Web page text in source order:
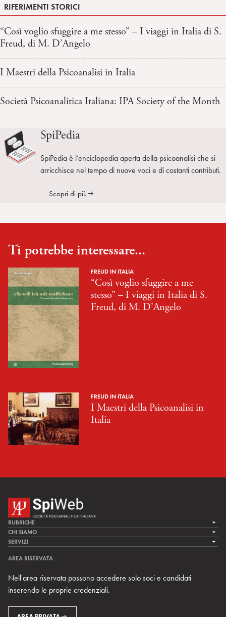
RIFERIMENTI STORICI
“Così voglio sfuggire a me stesso” – I viaggi in Italia di S.
Freud, di M. D’Angelo
I Maestri della Psicoanalisi in Italia
Società Psicoanalitica Italiana: IPA Society of the Month
SpiPedia
SpiPedia è l’enciclopedia aperta della psicoanalisi che si
arricchisce nel tempo di nuove voci e di costanti contributi.
Scopri di più
Ti potrebbe interessare...
FREUD IN ITALIA
“Così voglio sfuggire a me
stesso” – I viaggi in Italia di S.
Freud, di M. D’Angelo
FREUD IN ITALIA
I Maestri della Psicoanalisi in
Italia
RUBRICHE
LA CURA
LA RICERCA
MULTIMEDIA
CHI SIAMO
LA SPI
TEAM DI SPIWEB
CONTATTI
RIVISTE
SERVIZI
ARCHIVIO STORICO
AREA RISERVATA
Nell'area riservata possono accedere solo soci e candidati
inserendo le proprie credenziali.